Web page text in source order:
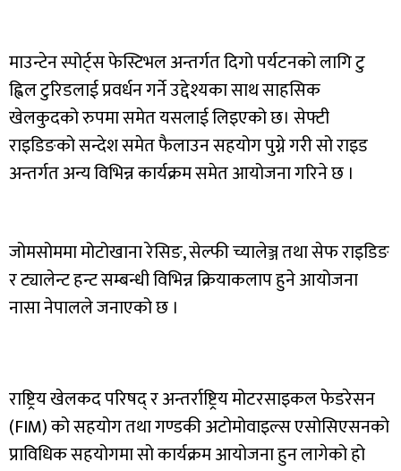
माउन्टेन स्पोर्ट्स फेस्टिभल अन्तर्गत दिगो पर्यटनको लागि टु
ह्विल टुरिडलाई प्रवर्धन गर्ने उद्देश्यका साथ साहसिक
खेलकुदको रुपमा समेत यसलाई लिइएको छ। सेफ्टी
राइडिङको सन्देश समेत फैलाउन सहयोग पुग्ने गरी सो राइड
अन्तर्गत अन्य विभिन्न कार्यक्रम समेत आयोजना गरिने छ ।
जोमसोममा मोटोखाना रेसिङ, सेल्फी च्यालेञ्ज तथा सेफ राइडिङ
र ट्यालेन्ट हन्ट सम्बन्धी विभिन्न क्रियाकलाप हुने आयोजना
नासा नेपालले जनाएको छ ।
राष्ट्रिय खेलकद परिषद् र अन्तर्राष्ट्रिय मोटरसाइकल फेडरेसन
(FIM) को सहयोग तथा गण्डकी अटोमोवाइल्स एसोसिएसनको
प्राविधिक सहयोगमा सो कार्यक्रम आयोजना हुन लागेको हो